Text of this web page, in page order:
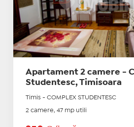
Apartament 2 camere -
Studentesc, Timisoara
Timis - COMPLEX STUDENTESC
2 camere, 47 mp utili